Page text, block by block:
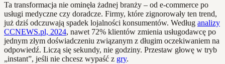
Ta transformacja nie ominęła żadnej branży – od e-commerce po
usługi medyczne czy doradcze. Firmy, które zignorowały ten trend,
już dziś odczuwają spadek lojalności konsumentów. Według analizy
CCNEWS.pl, 2024, nawet 72% klientów zmienia usługodawcę po
jednym złym doświadczeniu związanym z długim oczekiwaniem na
odpowiedź. Liczą się sekundy, nie godziny. Przestaw głowę w tryb
„instant”, jeśli nie chcesz wypaść z gry.